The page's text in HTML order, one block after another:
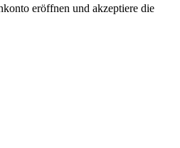
eröffnen und akzeptiere die